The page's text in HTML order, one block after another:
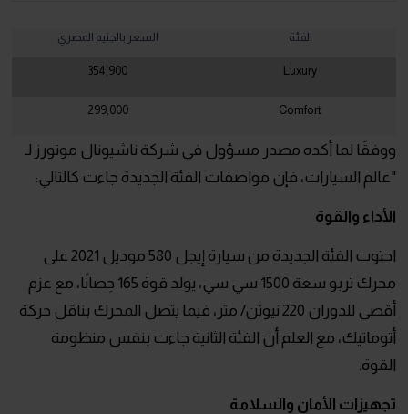
الفئة السعر بالجنيه المصري
Luxury
354,900
Comfort
299,000
ووفقَا لما أكده مصدر مسؤول في شركة ناشيونال موتورز لـ
"عالم السيارات، فإن مواصفات الفئة الجديدة جاءت كالتالي:
الأداء والقوة
احتوت الفئة الجديدة من سيارة إيجل 580 موديل 2021 على
محرك تربو سعة 1500 سي سي، يولد قوة 165 حِصانًا، مع عزم
أقصى للدوران 220 نيوتن/ متر، فيما يتصل المحرك بناقل حركة
أتوماتيك، مع العلم أن الفئة الثانية جاءت بنفس منظومة
القوة.
تجهيزات الأمان والسلامة